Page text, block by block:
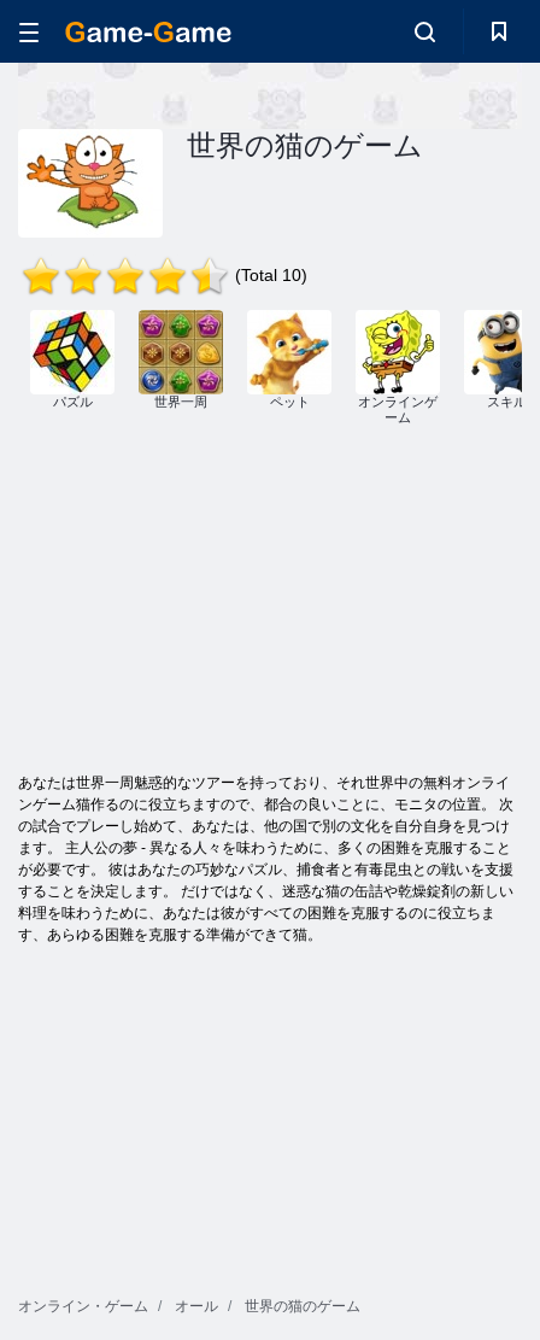
世界の猫のゲーム
(Total 10)
パズル 世界一周 ペット
オンラインゲ
ーム
スキル
あなたは世界一周魅惑的なツアーを持っており、それ世界中の無料オンライ
ンゲーム猫作るのに役立ちますので、都合の良いことに、モニタの位置。 次
の試合でプレーし始めて、あなたは、他の国で別の文化を自分自身を見つけ
ます。 主人公の夢 - 異なる人々を味わうために、多くの困難を克服すること
が必要です。 彼はあなたの巧妙なパズル、捕食者と有毒昆虫との戦いを支援
することを決定します。 だけではなく、迷惑な猫の缶詰や乾燥錠剤の新しい
料理を味わうために、あなたは彼がすべての困難を克服するのに役立ちま
す、あらゆる困難を克服する準備ができて猫。
オンライン・ゲーム オール 世界の猫のゲーム